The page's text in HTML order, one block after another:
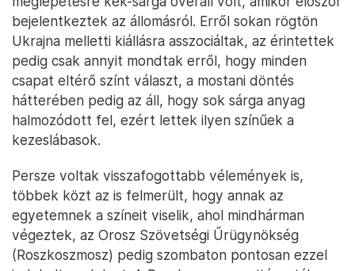
bejelentkeztek az állomásról. Erről sokan rögtön
Ukrajna melletti kiállásra asszociáltak, az érintettek
pedig csak annyit mondtak erről, hogy minden
csapat eltérő színt választ, a mostani döntés
hátterében pedig az áll, hogy sok sárga anyag
halmozódott fel, ezért lettek ilyen színűek a
kezeslábasok.
Persze voltak visszafogottabb vélemények is,
többek közt az is felmerült, hogy annak az
egyetemnek a színeit viselik, ahol mindhárman
végeztek, az Orosz Szövetségi Űrügynökség
(Roszkoszmosz) pedig szombaton pontosan ezzel